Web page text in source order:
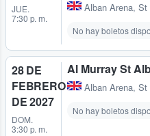
JUE.
7:30 p. m.
Alban Arena, St
No hay boletos
28 DE
FEBRERO
DE 2027
DOM.
3:30 p. m.
Al Murray St
Alban Arena, St
No hay boletos